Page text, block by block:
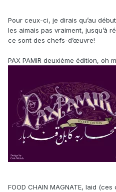
Pour ceux-ci, je dirais qu’au
les aimais pas vraiment, jusqu’à
ce sont des chefs-d’œuvre!
PAX PAMIR deuxième édition, oh
FOOD CHAIN MAGNATE, laid